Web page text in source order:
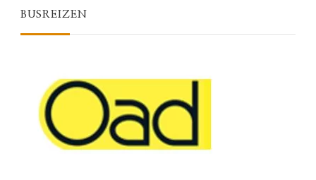
BUSREIZEN